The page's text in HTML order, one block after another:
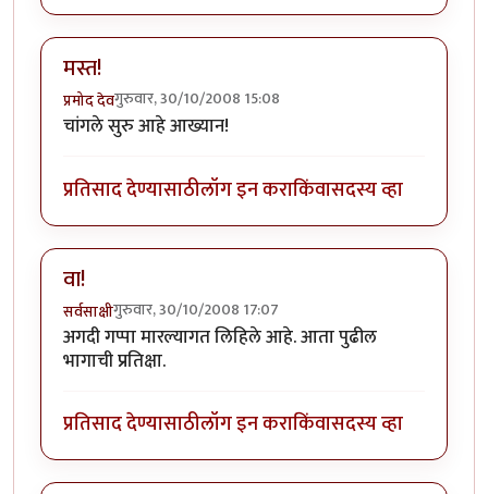
मस्त!
प्रमोद देवगुरुवार, 30/10/2008 15:08
चांगले सुरु आहे आख्यान!
प्रतिसाद देण्यासाठीलॉग इन कराकिंवासदस्य व्हा
वा!
सर्वसाक्षीगुरुवार, 30/10/2008 17:07
अगदी गप्पा मारल्यागत लिहिले आहे. आता पुढील
भागाची प्रतिक्षा.
प्रतिसाद देण्यासाठीलॉग इन कराकिंवासदस्य व्हा